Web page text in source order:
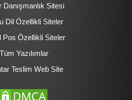
Danışmanlık Sitesi
Dil Özellikli Siteler
Pos Özellikli Siteler
Tüm Yazılımlar
Teslim Web Site